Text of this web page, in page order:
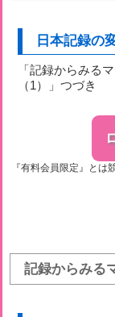
日本記録の
「記録からみ
（1）」つづき
『有料会員限定』と
記録からみる